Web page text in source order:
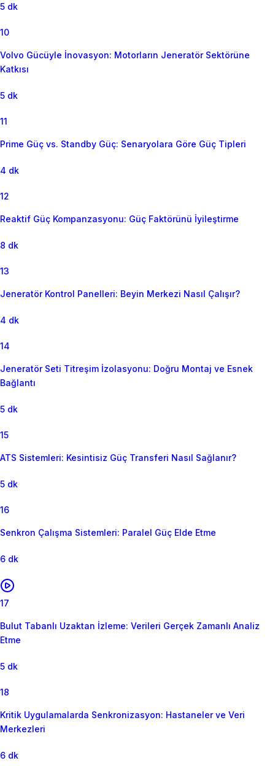
5 dk
10
Volvo Gücüyle İnovasyon: Motorların Jeneratör Sektörüne
Katkısı
5 dk
11
Prime Güç vs. Standby Güç: Senaryolara Göre Güç Tipleri
4 dk
12
Reaktif Güç Kompanzasyonu: Güç Faktörünü İyileştirme
8 dk
13
Jeneratör Kontrol Panelleri: Beyin Merkezi Nasıl Çalışır?
4 dk
14
Jeneratör Seti Titreşim İzolasyonu: Doğru Montaj ve Esnek
Bağlantı
5 dk
15
ATS Sistemleri: Kesintisiz Güç Transferi Nasıl Sağlanır?
5 dk
16
Senkron Çalışma Sistemleri: Paralel Güç Elde Etme
6 dk
17
Bulut Tabanlı Uzaktan İzleme: Verileri Gerçek Zamanlı Analiz
Etme
5 dk
18
Kritik Uygulamalarda Senkronizasyon: Hastaneler ve Veri
Merkezleri
6 dk